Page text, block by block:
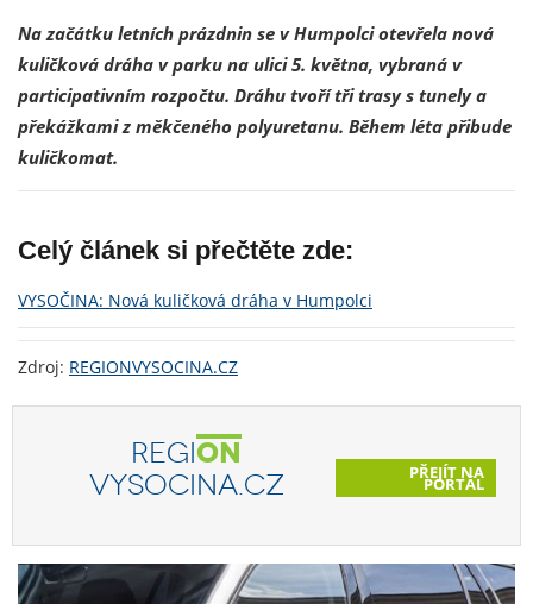
Na začátku letních prázdnin se v Humpolci otevřela nová
kuličková dráha v parku na ulici 5. května, vybraná v
participativním rozpočtu. Dráhu tvoří tři trasy s tunely a
překážkami z měkčeného polyuretanu. Během léta přibude
kuličkomat.
Celý článek si přečtěte zde:
VYSOČINA: Nová kuličková dráha v Humpolci
Zdroj: REGIONVYSOCINA.CZ
REGION
VYSOCINA.CZ
PŘEJÍT NA
PORTÁL